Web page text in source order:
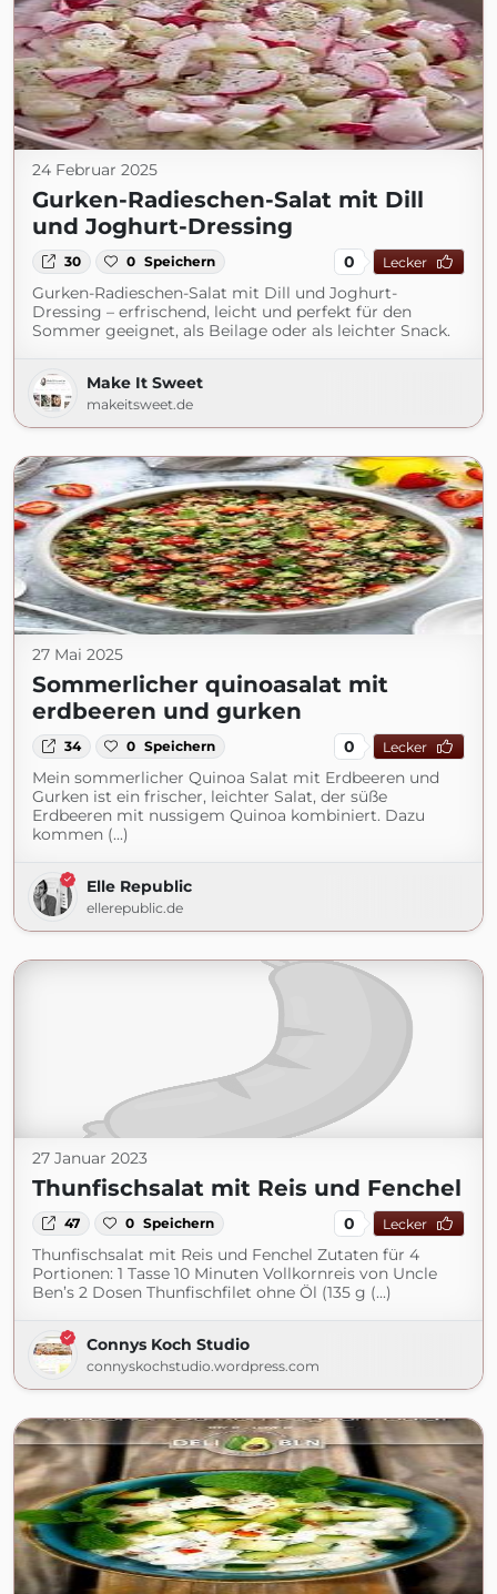
24 Februar 2025
Gurken-Radieschen-Salat mit Dill
und Joghurt-Dressing
30 0 Speichern 0 Lecker
Gurken-Radieschen-Salat mit Dill und Joghurt-
Dressing – erfrischend, leicht und perfekt für den
Sommer geeignet, als Beilage oder als leichter Snack.
Make It Sweet
makeitsweet.de
27 Mai 2025
Sommerlicher quinoasalat mit
erdbeeren und gurken
34 0 Speichern 0 Lecker
Mein sommerlicher Quinoa Salat mit Erdbeeren und
Gurken ist ein frischer, leichter Salat, der süße
Erdbeeren mit nussigem Quinoa kombiniert. Dazu
kommen (...)
Elle Republic
ellerepublic.de
27 Januar 2023
Thunfischsalat mit Reis und Fenchel
47 0 Speichern 0 Lecker
Thunfischsalat mit Reis und Fenchel Zutaten für 4
Portionen: 1 Tasse 10 Minuten Vollkornreis von Uncle
Ben’s 2 Dosen Thunfischfilet ohne Öl (135 g (...)
Connys Koch Studio
connyskochstudio.wordpress.com